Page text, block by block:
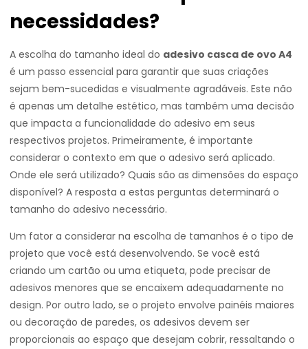
necessidades?
A escolha do tamanho ideal do adesivo casca de ovo A4
é um passo essencial para garantir que suas criações
sejam bem-sucedidas e visualmente agradáveis. Este não
é apenas um detalhe estético, mas também uma decisão
que impacta a funcionalidade do adesivo em seus
respectivos projetos. Primeiramente, é importante
considerar o contexto em que o adesivo será aplicado.
Onde ele será utilizado? Quais são as dimensões do espaço
disponível? A resposta a estas perguntas determinará o
tamanho do adesivo necessário.
Um fator a considerar na escolha de tamanhos é o tipo de
projeto que você está desenvolvendo. Se você está
criando um cartão ou uma etiqueta, pode precisar de
adesivos menores que se encaixem adequadamente no
design. Por outro lado, se o projeto envolve painéis maiores
ou decoração de paredes, os adesivos devem ser
proporcionais ao espaço que desejam cobrir, ressaltando o